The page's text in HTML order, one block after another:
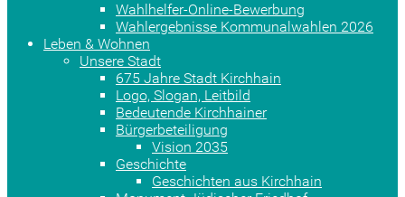
Wahlhelfer-Online-Bewerbung
Wahlergebnisse Kommunalwahlen 2026
Leben & Wohnen
Unsere Stadt
675 Jahre Stadt Kirchhain
Logo, Slogan, Leitbild
Bedeutende Kirchhainer
Bürgerbeteiligung
Vision 2035
Geschichte
Geschichten aus Kirchhain